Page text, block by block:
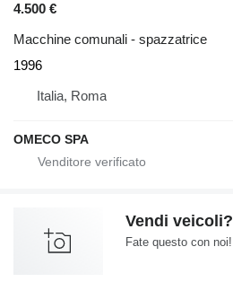
4.500 €
Macchine comunali - spazzatrice
1996
Italia, Roma
OMECO SPA
Vendi veicoli?
Fate questo con noi!